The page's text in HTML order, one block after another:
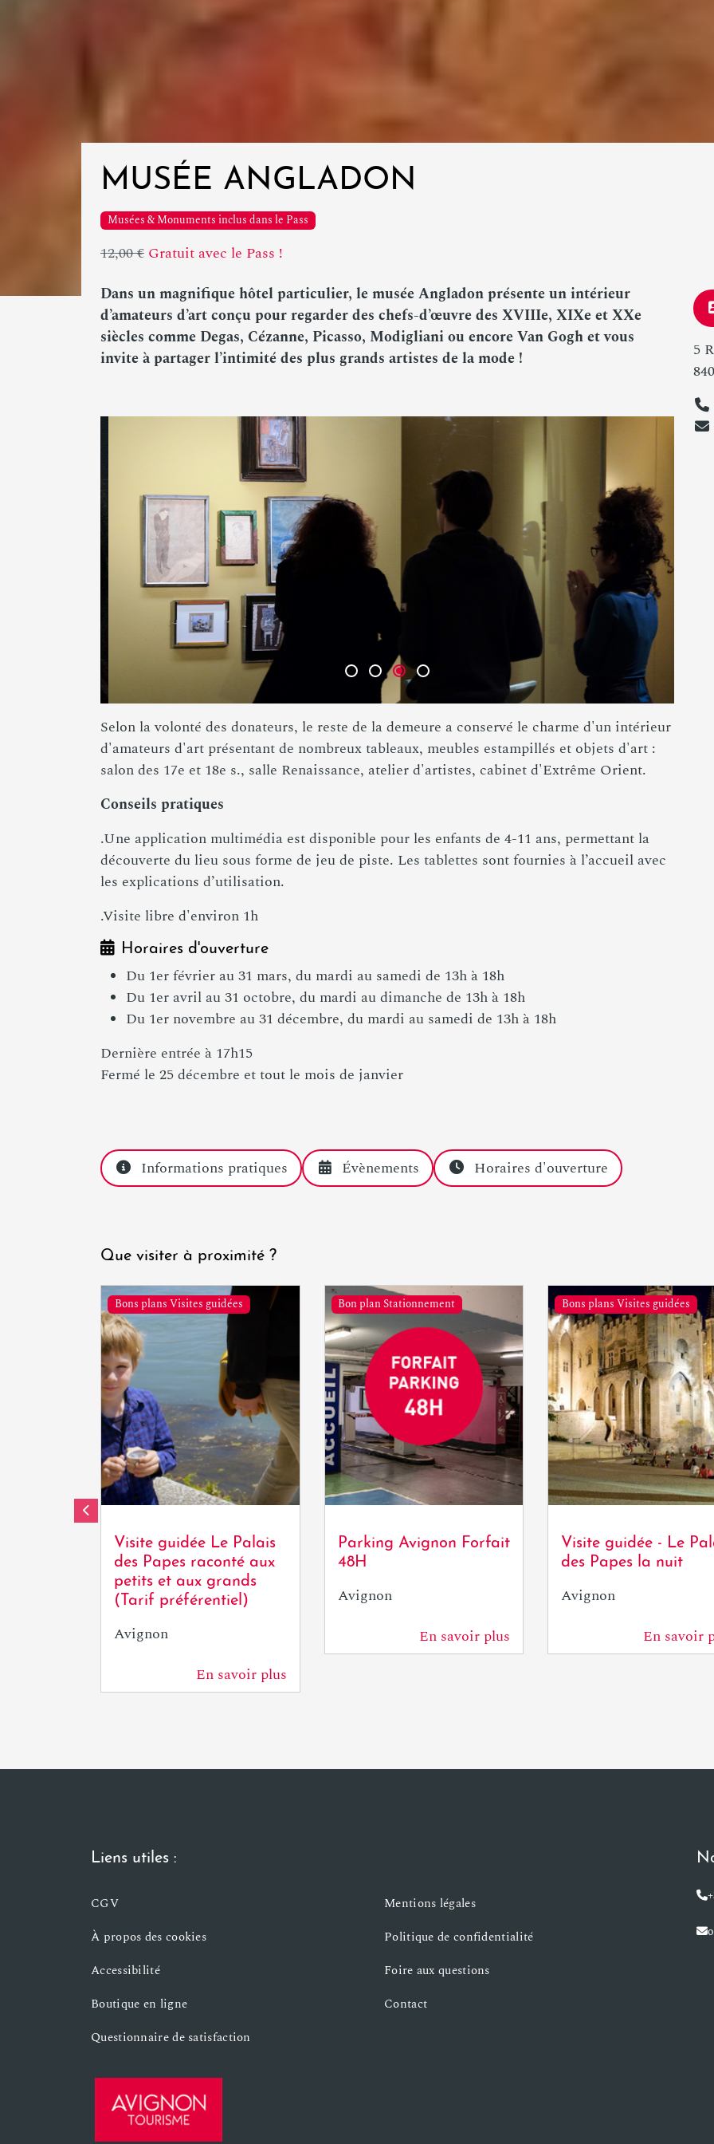
MUSÉE ANGLADON
Musées & Monuments inclus dans le Pass
12,00 € Gratuit avec le Pass !
Dans un magnifique hôtel particulier, le musée Angladon présente un intérieur
d’amateurs d’art conçu pour regarder des chefs-d’œuvre des XVIIIe, XIXe et XXe
siècles comme Degas, Cézanne, Picasso, Modigliani ou encore Van Gogh et vous
invite à partager l’intimité des plus grands artistes de la mode !
Selon la volonté des donateurs, le reste de la demeure a conservé le charme d'un intérieur
d'amateurs d'art présentant de nombreux tableaux, meubles estampillés et objets d'art :
salon des 17e et 18e s., salle Renaissance, atelier d'artistes, cabinet d'Extrême Orient.
Conseils pratiques
.Une application multimédia est disponible pour les enfants de 4-11 ans, permettant la
découverte du lieu sous forme de jeu de piste. Les tablettes sont fournies à l’accueil avec
les explications d’utilisation.
.Visite libre d'environ 1h
Horaires d'ouverture
Du 1er février au 31 mars, du mardi au samedi de 13h à 18h
Du 1er avril au 31 octobre, du mardi au dimanche de 13h à 18h
Du 1er novembre au 31 décembre, du mardi au samedi de 13h à 18h
Dernière entrée à 17h15
Fermé le 25 décembre et tout le mois de janvier
5
Informations pratiques Évènements Horaires d'ouverture
Que visiter à proximité ?
Bons plans Visites guidées
Visite guidée Le Palais
des Papes raconté aux
petits et aux grands
(Tarif préférentiel)
Avignon
En savoir plus
Bon plan Stationnement
Tourisme
Parking Avignon Forfait
48H
Avignon
En savoir plus
Bons plans Visites guidées
Visite guidée - Le
des Papes la nuit
Avignon
En savoir
Liens utiles :
CGV
Mentions légales
À propos des cookies
Politique de confidentialité
Accessibilité
Foire aux questions
Boutique en ligne
Contact
Questionnaire de satisfaction